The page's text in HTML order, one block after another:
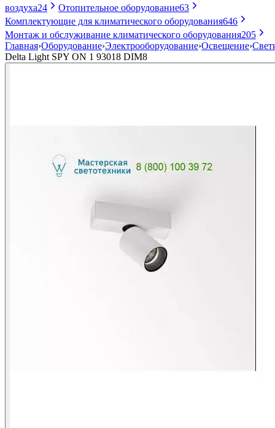
воздуха24 Отопительное оборудование63
Комплектующие для климатического оборудования646
Монтаж и обслуживание климатического оборудования205
Главная›Оборудование›Электрооборудование›Освещение›
Delta Light SPY ON 1 93018 DIM8